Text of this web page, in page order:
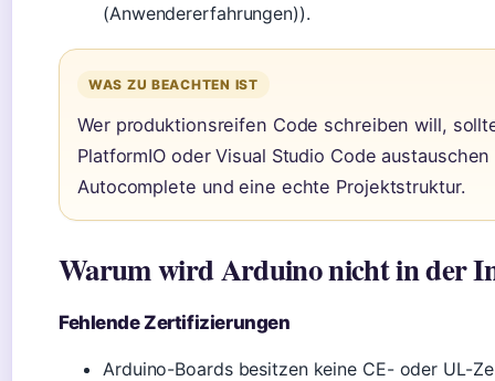
(Anwendererfahrungen)).
WAS ZU BEACHTEN IST
Wer produktionsreifen Code schreiben will,
PlatformIO oder Visual Studio Code
Autocomplete und eine echte Projektstruktur.
Warum wird Arduino nicht in der
Fehlende Zertifizierungen
Arduino-Boards besitzen keine CE- oder UL-